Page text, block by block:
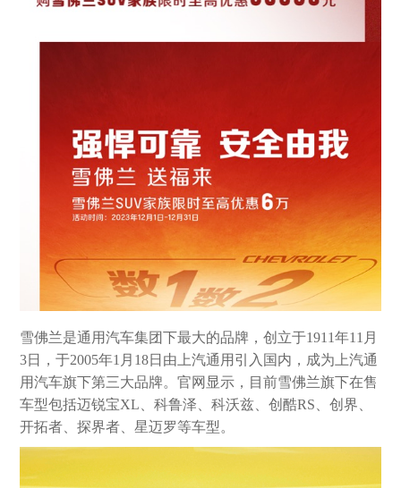
雪佛兰是通用汽车集团下最大的品牌，创立于1911年11月
3日，于2005年1月18日由上汽通用引入国内，成为上汽通
用汽车旗下第三大品牌。官网显示，目前雪佛兰旗下在售
车型包括迈锐宝XL、科鲁泽、科沃兹、创酷RS、创界、
开拓者、探界者、星迈罗等车型。